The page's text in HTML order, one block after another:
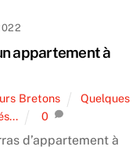
appartement à
Bretons
Quelques
0
d’appartement à